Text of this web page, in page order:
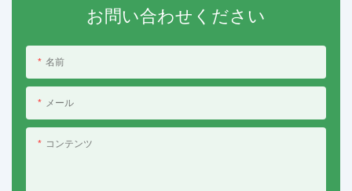
お問い合わせください
名前
メール
コンテンツ